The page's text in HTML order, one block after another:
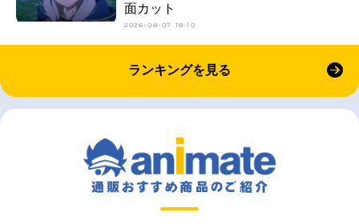
面カット
2026-08-07 18:10
ランキングを見る